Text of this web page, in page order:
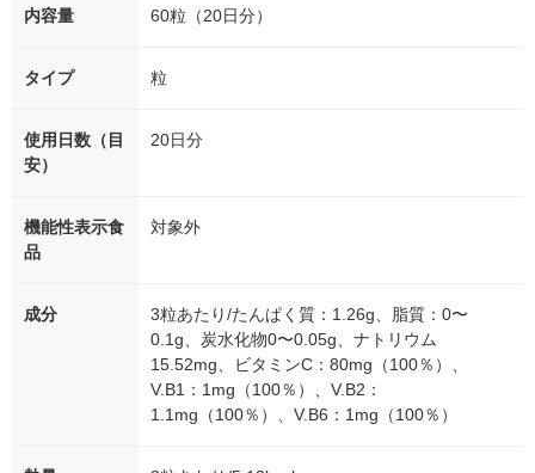
内容量 60粒（20日分）
タイプ 粒
使用日数（目
安）
20日分
機能性表示食
品
対象外
成分
3粒あたり/たんぱく質：1.26g、脂質：0〜
0.1g、炭水化物0〜0.05g、ナトリウム
15.52mg、ビタミンC：80mg（100％）、
V.B1：1mg（100％）、V.B2：
1.1mg（100％）、V.B6：1mg（100％）